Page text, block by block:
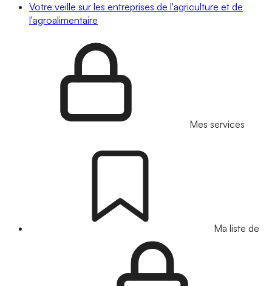
Votre veille sur les entreprises de l'agriculture et de
l'agroalimentaire
Mes services
Ma liste de